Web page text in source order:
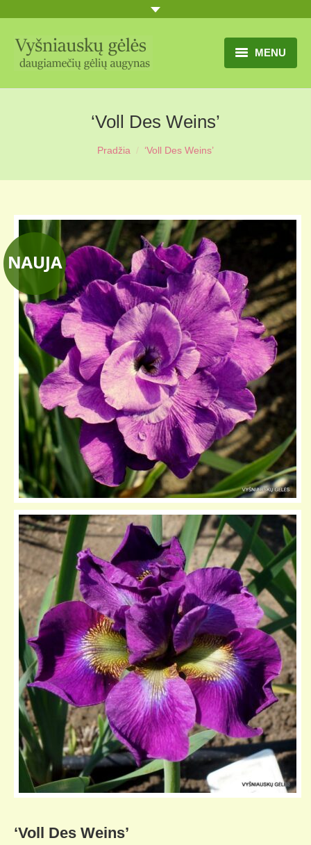
MENU
TITULINIS
GĖLIŲ KATALOGAS
PRANEŠIMAI
KONTAKTAI
APIE MUS
MŪSŲ SODYBA
MŪSŲ AUGYNAS
KELIONIŲ GALERIJA
‘Voll Des Weins’
Pradžia ‘Voll Des Weins’
‘Voll Des Weins’